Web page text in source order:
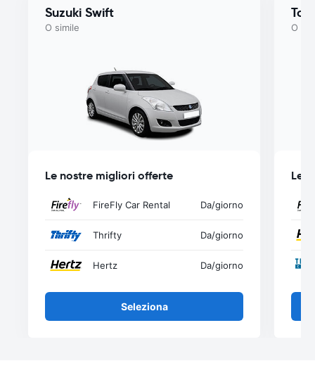
Suzuki Swift
O simile
Le nostre migliori offerte
FireFly Car Rental Da/giorno
Thrifty Da/giorno
Hertz Da/giorno
Seleziona
O
Le